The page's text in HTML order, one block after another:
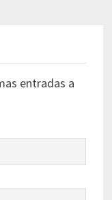
entradas a